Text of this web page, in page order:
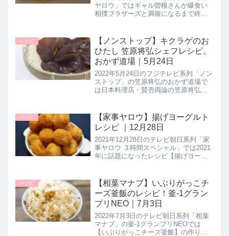
ヤロウ」ではギャル曽根さんが爆食い
相撲ブラザーズと満腹になるまで終わ
絶品レシピ【ライスペーパーののり塩
チップス】の作り方を詳しく紹介...
レシピ
【ノンストップ】キクラゲのお
ひたし 笠原将弘シェフレシピ。
おかず道場｜5月24日
2022年5月24日のフジテレビ系列「ノン
ストップ」の笠原将弘のおかず道場で
は日本料理店・賛否両論の笠原将弘シ
たので詳しく紹介します。>>ノンスト
ップ記事一覧はこちら▼前回...
レシピ
【家事ヤロウ】揚げヨーグルト
レシピ ｜12月28日
2021年12月28日のテレビ朝日系列「家
事ヤロウ ３時間スペシャル」では2021
年に話題になったレシピ【揚げヨーグ
覧はこちら▼家事ヤロウレシピはこち
らもオススメ！・だし...
レシピ
【相葉マナブ】いぶりがっこチ
ーズ釜飯のレシピ！釜-1グラン
プリNEO｜7月3日
2022年7月3日のテレビ朝日系列「相葉
マナブ」の釜-1グランプリNEOでは
【いぶりがっこチーズ釜飯】の作り方